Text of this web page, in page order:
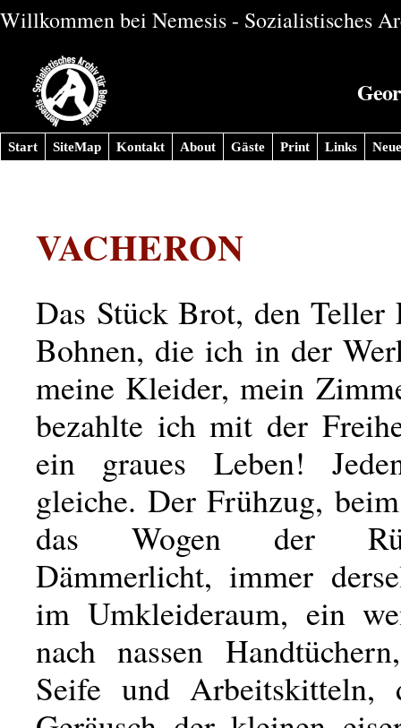
Willkommen bei Nemesis - Sozialistisches
Start SiteMap Kontakt About Gäste Print Links
VACHERON
Das Stück Brot, den Teller
Bohnen, die ich in der
meine Kleider, mein
bezahlte ich mit der
ein graues Leben!
gleiche. Der Frühzug,
das Wogen der
Dämmerlicht, immer
im Umkleideraum, ein
nach nassen
Seife und Arbeitskitteln,